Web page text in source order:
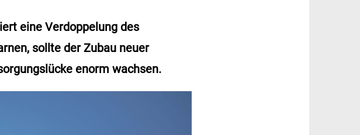
eine Verdoppelung des
sollte der Zubau neuer
enorm wachsen.